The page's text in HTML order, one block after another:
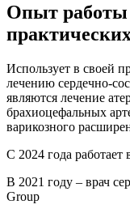
Опыт работы
Использует в своей
лечению сердечно-
являются лечение
брахиоцефальных
варикозного
C 2024 года
В 2021 году – врач
Group